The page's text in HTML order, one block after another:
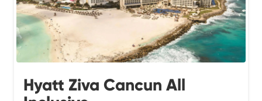
Hyatt Ziva Cancun All